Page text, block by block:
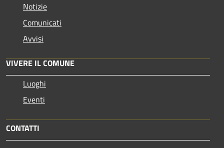
Notizie
Comunicati
Avvisi
VIVERE IL COMUNE
Luoghi
Eventi
CONTATTI